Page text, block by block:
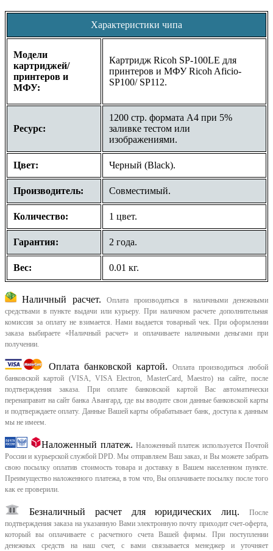
Характеристики чипа
Модели
картриджей/
принтеров и
МФУ:
Картридж Ricoh SP-100LE для
принтеров и МФУ Ricoh Aficio-
SP100/ SP112.
Ресурс:
1200 стр. формата A4 при 5%
заливке тестом или
изображениями.
Цвет: Черный (Black).
Производитель: Совместимый.
Количество: 1 цвет.
Гарантия: 2 года.
Вес: 0.01 кг.
Наличный расчет.
Оплата производиться в наличными денежными
средствами в пункте выдачи или курьеру. При наличном расчете дополнительная
комиссия за оплату не взимается. Нами выдается товарный чек. При оформлении
заказа выбираете «Наличный расчет» и оплачиваете наличными деньгами при
получении.
Оплата банковской картой.
Оплата производиться любой
банковской картой (VISA, VISA Electron, MasterCard, Maestro) на сайте, после
подтверждения заказа. При оплате банковской картой Вас автоматически
перенаправит на сайт банка Авангард, где вы вводите свои данные банковской карты
и подтверждаете оплату. Данные Вашей карты обрабатывает банк, доступа к данным
мы не имеем.
Наложенный платеж. Наложенный платеж используется Почтой
России и курьерской службой DPD. Мы отправляем Ваш заказ, и Вы можете забрать
свою посылку оплатив стоимость товара и доставку в Вашем населенном пункте.
Преимущество наложенного платежа, в том что, Вы оплачиваете посылку после того
как ее проверили.
Безналичный расчет для юридических лиц.
После
подтверждения заказа на указанную Вами электронную почту приходит счет-оферта,
который вы оплачиваете с расчетного счета Вашей фирмы. При поступлении
денежных средств на наш счет, с вами связывается менеджер и уточняет